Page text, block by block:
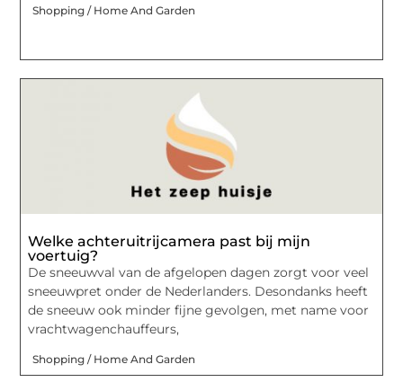
Shopping / Home And Garden
Welke achteruitrijcamera past bij mijn
voertuig?
De sneeuwval van de afgelopen dagen zorgt voor veel
sneeuwpret onder de Nederlanders. Desondanks heeft
de sneeuw ook minder fijne gevolgen, met name voor
vrachtwagenchauffeurs,
Shopping / Home And Garden